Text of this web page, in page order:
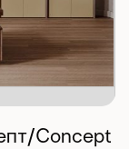
Concept